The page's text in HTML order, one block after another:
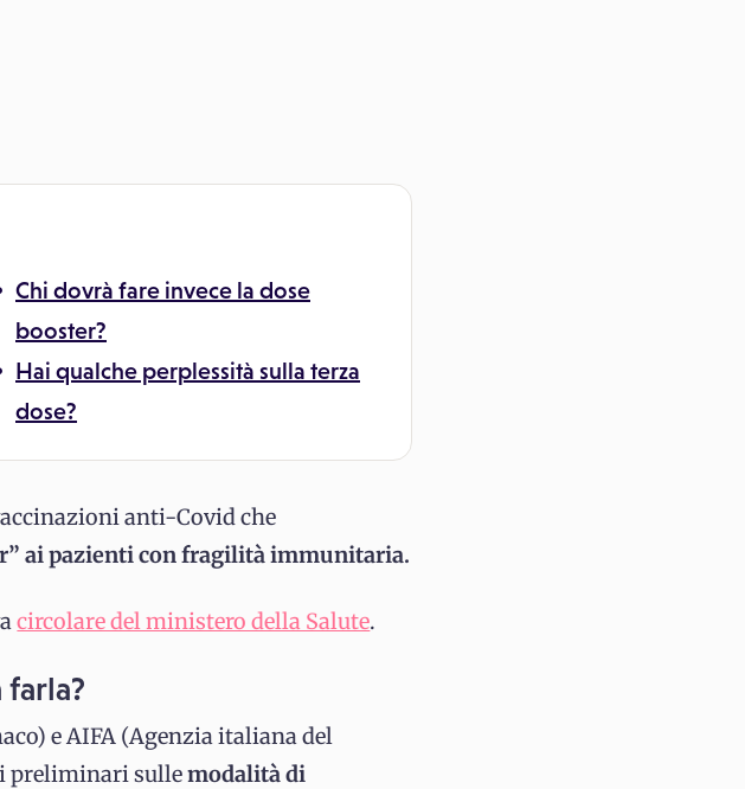
Chi dovrà fare invece la dose
booster?
Hai qualche perplessità sulla terza
dose?
anti-Covid che
ai pazienti con fragilità immunitaria.
circolare del ministero della Salute.
e AIFA (Agenzia italiana del
preliminari sullemodalità di